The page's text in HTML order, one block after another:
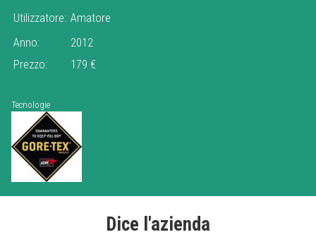
Utilizzatore: Amatore
Anno:
2012
Prezzo:
179 €
Tecnologie
Dice l'azienda